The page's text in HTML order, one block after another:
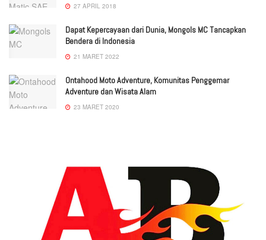
27 APRIL 2018
Dapat Kepercayaan dari Dunia, Mongols MC Tancapkan
Bendera di Indonesia
21 MARET 2022
Ontahood Moto Adventure, Komunitas Penggemar
Adventure dan Wisata Alam
23 MARET 2020